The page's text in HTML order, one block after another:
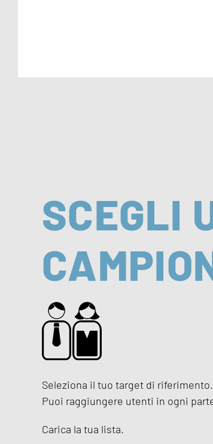
SCEGLI
Seleziona il tuo target di riferimento.
Puoi raggiungere utenti in ogni
Carica la tua lista.